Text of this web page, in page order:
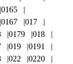
0165
0167
017
0179
018
019
0191
022 0220